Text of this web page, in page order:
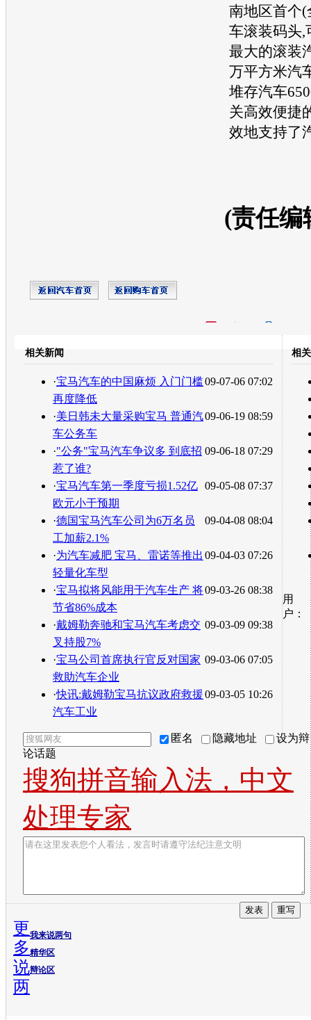
南地区首个
车滚装码头,
最大的滚装
万平方米汽
堆存汽车
关高效便捷
效地支持了
(责任编
转发至：
相关新闻
09-07-06 07:02
·宝马汽车的中国麻烦 入门门槛
再度降低
09-06-19 08:59
·美日韩未大量采购宝马 普通汽
车公务车
09-06-18 07:29
·"公务"宝马汽车争议多 到底招
惹了谁?
09-05-08 07:37
·宝马汽车第一季度亏损1.52亿
欧元小于预期
09-04-08 08:04
·德国宝马汽车公司为6万名员
工加薪2.1%
09-04-03 07:26
·为汽车减肥 宝马、雷诺等推出
轻量化车型
09-03-26 08:38
·宝马拟将风能用于汽车生产 将
节省86%成本
09-03-09 09:38
·戴姆勒奔驰和宝马汽车考虑交
叉持股7%
09-03-06 07:05
·宝马公司首席执行官反对国家
救助汽车企业
09-03-05 10:26
·快讯:戴姆勒宝马抗议政府救援
汽车工业
相
用
户：
匿名 隐藏地址
设为辩
论话题
搜狗拼音输入法，中文
处理专家
我来说两句
精华区
辩论区
更
多
说
两